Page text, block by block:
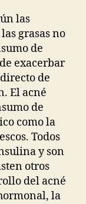
las
grasas no
de
exacerbar
de
El acné
de
como la
Todos
y son
otros
del acné
la